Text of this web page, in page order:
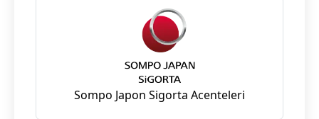
Sompo Japon Sigorta Acenteleri